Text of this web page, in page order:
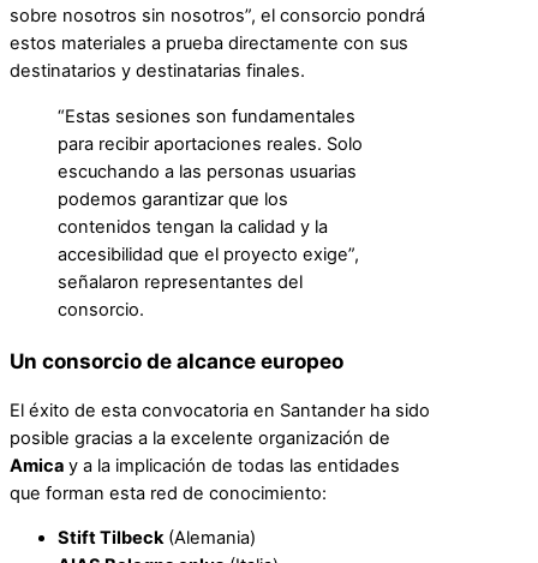
sobre nosotros sin nosotros”, el consorcio pondrá
estos materiales a prueba directamente con sus
destinatarios y destinatarias finales.
“Estas sesiones son fundamentales
para recibir aportaciones reales. Solo
escuchando a las personas usuarias
podemos garantizar que los
contenidos tengan la calidad y la
accesibilidad que el proyecto exige”,
señalaron representantes del
consorcio.
Un consorcio de alcance europeo
El éxito de esta convocatoria en Santander ha sido
posible gracias a la excelente organización de
Amica y a la implicación de todas las entidades
que forman esta red de conocimiento:
Stift Tilbeck(Alemania)